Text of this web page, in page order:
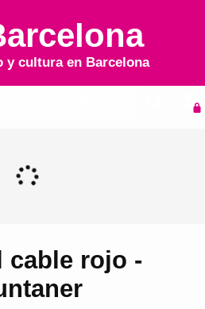
y cultura en Barcelona
cable rojo -